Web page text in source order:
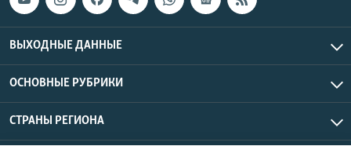
ВЫХОДНЫЕ ДАННЫЕ
ОСНОВНЫЕ РУБРИКИ
СТРАНЫ РЕГИОНА